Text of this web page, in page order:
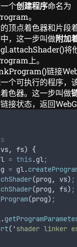
个创建程序命名为
。
顶点着色器和片段
，这一步叫做附加
将
上。
链接
个可执行的程序，
色器。这一步叫做
接状态，返回
vs, fs) {
= this.gl;
= gl.
(prog , vs) ;
(prog , fs) ;
(prog) ;
.
( ' shader linker